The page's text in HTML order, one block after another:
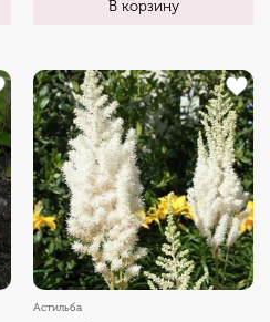
В корзину
Астильба